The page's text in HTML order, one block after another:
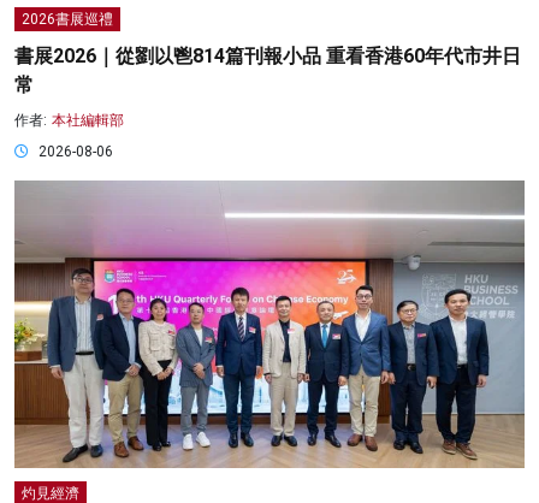
2026書展巡禮
書展2026｜從劉以鬯814篇刊報小品 重看香港60年代市井日
常
作者: 本社編輯部
2026-08-06
灼見經濟